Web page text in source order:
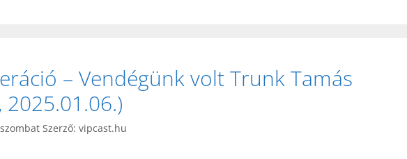
– Vendégünk volt Trunk Tamás
2025.01.06.)
Szerző: vipcast.hu